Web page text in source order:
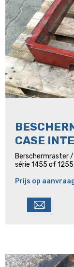
CASE
Berschermraster /
série 1455 of
Prijs op